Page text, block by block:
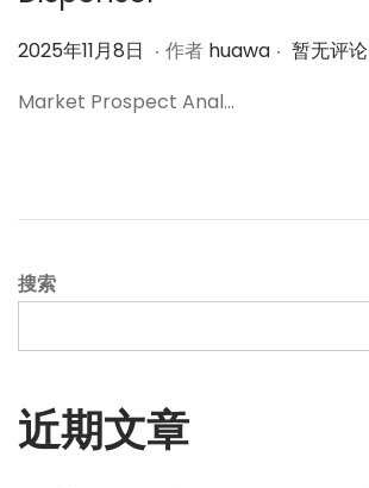
作
2025年11月8日 2
2
日
. 作者 huawa . 暂无评论
Market Prospect Anal…
搜索
近期文章